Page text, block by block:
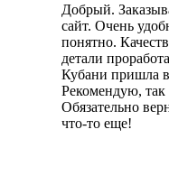
Добрый.
сайт. Очень
понятно.
детали
Кубани пришла
Рекомендую, так
Обязательно
что-то еще!